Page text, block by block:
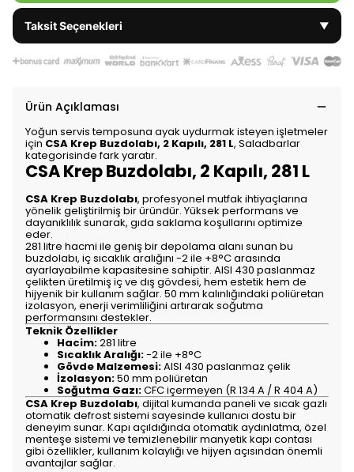
Taksit Seçenekleri ▼
Ürün Açıklaması
Yoğun servis temposuna ayak uydurmak isteyen işletmeler
için CSA Krep Buzdolabı, 2 Kapılı, 281 L, Saladbarlar
kategorisinde fark yaratır.
CSA Krep Buzdolabı, 2 Kapılı, 281 L
CSA Krep Buzdolabı, profesyonel mutfak ihtiyaçlarına
yönelik geliştirilmiş bir üründür. Yüksek performans ve
dayanıklılık sunarak, gıda saklama koşullarını optimize
eder.
281 litre hacmi ile geniş bir depolama alanı sunan bu
buzdolabı, iç sıcaklık aralığını -2 ile +8°C arasında
ayarlayabilme kapasitesine sahiptir. AISI 430 paslanmaz
çelikten üretilmiş iç ve dış gövdesi, hem estetik hem de
hijyenik bir kullanım sağlar. 50 mm kalınlığındaki poliüretan
izolasyon, enerji verimliliğini artırarak soğutma
performansını destekler.
Teknik Özellikler
Hacim:281 litre
Sıcaklık Aralığı:-2 ile +8°C
Gövde Malzemesi:AISI 430 paslanmaz çelik
İzolasyon:50 mm poliüretan
Soğutma Gazı:CFC içermeyen (R 134 A / R 404 A)
CSA Krep Buzdolabı, dijital kumanda paneli ve sıcak gazlı
otomatik defrost sistemi sayesinde kullanıcı dostu bir
deneyim sunar. Kapı açıldığında otomatik aydınlatma, özel
menteşe sistemi ve temizlenebilir manyetik kapı contası
gibi özellikler, kullanım kolaylığı ve hijyen açısından önemli
avantajlar sağlar.